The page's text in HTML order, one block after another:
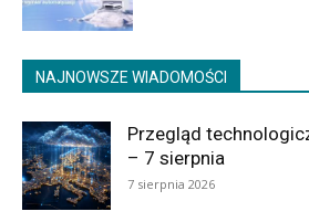
NAJNOWSZE WIADOMOŚCI
Przegląd
– 7 sierpnia
7 sierpnia 2026